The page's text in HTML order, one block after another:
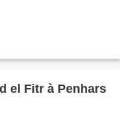
el Fitr à Penhars